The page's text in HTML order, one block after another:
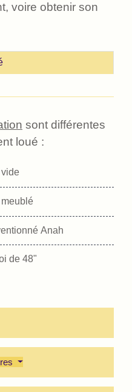
voire obtenir son
sont différentes
loué :
Anah
de 48"